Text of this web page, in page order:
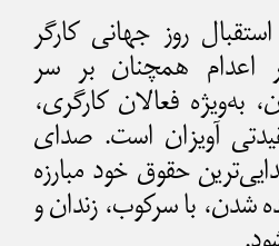
روز جهانی کارگر
اعدام همچنان بر سر
به‌ویژه فعالان کارگری،
آویزان است. صدای
حقوق خود مبارزه
شدن، با سرکوب، زندان و